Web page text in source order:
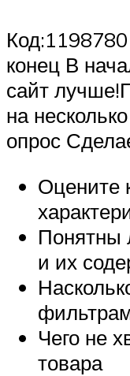
конец В
сайт
на
опрос
Оцените
Понятны
и их
Чего не
товара